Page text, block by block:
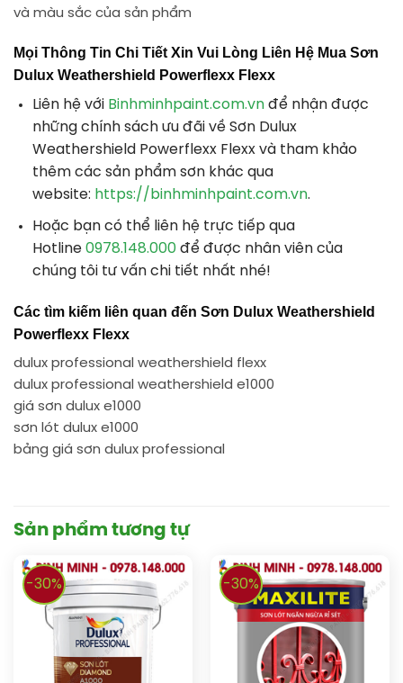
và màu sắc của sản phẩm
Mọi Thông Tin Chi Tiết Xin Vui Lòng Liên Hệ Mua Sơn
Dulux Weathershield Powerflexx Flexx
Liên hệ với Binhminhpaint.com.vn để nhận được
những chính sách ưu đãi về Sơn Dulux
Weathershield Powerflexx Flexx và tham khảo
thêm các sản phẩm sơn khác qua
website: https://binhminhpaint.com.vn.
Hoặc bạn có thể liên hệ trực tiếp qua
Hotline 0978.148.000 để được nhân viên của
chúng tôi tư vấn chi tiết nhất nhé!
Các tìm kiếm liên quan đến Sơn Dulux Weathershield
Powerflexx Flexx
dulux professional weathershield flexx
dulux professional weathershield e1000
giá sơn dulux e1000
sơn lót dulux e1000
bảng giá sơn dulux professional
Sản phẩm tương tự
-30% -30%